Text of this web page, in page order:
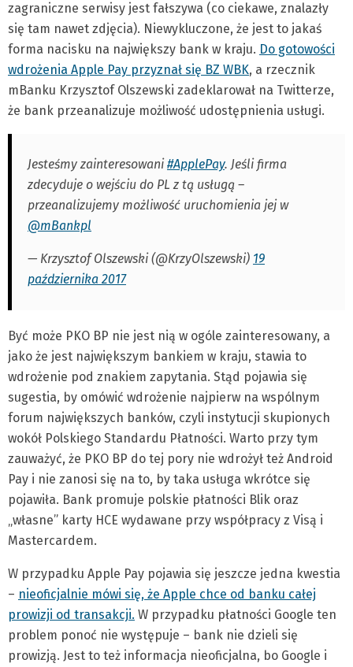
zagraniczne serwisy jest fałszywa (co ciekawe, znalazły
się tam nawet zdjęcia). Niewykluczone, że jest to jakaś
forma nacisku na największy bank w kraju. Do gotowości
wdrożenia Apple Pay przyznał się BZ WBK, a rzecznik
mBanku Krzysztof Olszewski zadeklarował na Twitterze,
że bank przeanalizuje możliwość udostępnienia usługi.
Jesteśmy zainteresowani #ApplePay. Jeśli firma
zdecyduje o wejściu do PL z tą usługą –
przeanalizujemy możliwość uruchomienia jej w
@mBankpl
— Krzysztof Olszewski (@KrzyOlszewski) 19
października 2017
Być może PKO BP nie jest nią w ogóle zainteresowany, a
jako że jest największym bankiem w kraju, stawia to
wdrożenie pod znakiem zapytania. Stąd pojawia się
sugestia, by omówić wdrożenie najpierw na wspólnym
forum największych banków, czyli instytucji skupionych
wokół Polskiego Standardu Płatności. Warto przy tym
zauważyć, że PKO BP do tej pory nie wdrożył też Android
Pay i nie zanosi się na to, by taka usługa wkrótce się
pojawiła. Bank promuje polskie płatności Blik oraz
„własne” karty HCE wydawane przy współpracy z Visą i
Mastercardem.
W przypadku Apple Pay pojawia się jeszcze jedna kwestia
– nieoficjalnie mówi się, że Apple chce od banku całej
prowizji od transakcji. W przypadku płatności Google ten
problem ponoć nie występuje – bank nie dzieli się
prowizją. Jest to też informacja nieoficjalna, bo Google i